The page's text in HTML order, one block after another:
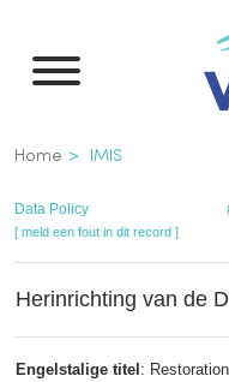
naar
inhoud
gaan
Kruimelpad
Home IMIS
Data Policy
[ meld een fout in dit record ]
Herinrichting van de
Engelstalige titel :